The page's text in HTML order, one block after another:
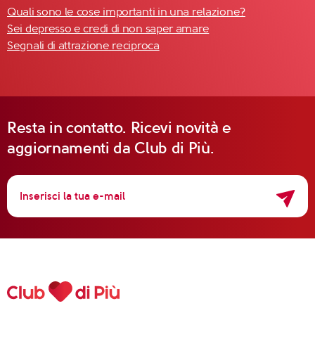
Quali sono le cose importanti in una relazione?
Sei depresso e credi di non saper amare
Segnali di attrazione reciproca
Resta in contatto. Ricevi novità e
aggiornamenti da Club di Più.